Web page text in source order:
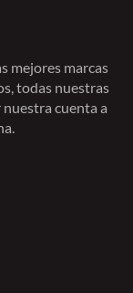
mejores marcas
todas nuestras
cuenta a